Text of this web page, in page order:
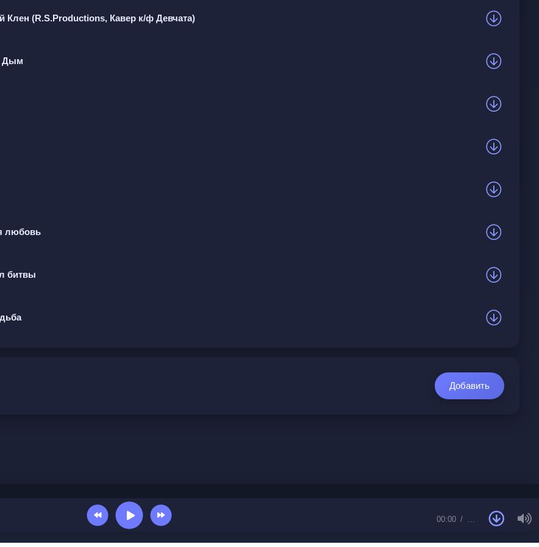
дышать
потому что он всё равно не спит и говорит с ней. Фонари за окном как разбитый маршрут, дороги к
не выдержит не обнять. Слова — дым, всё решено, но она осталась внутри. Не ломай круг снов,
наяву. Он почти научился дышать без неё. Дождь рисует силуэт, он тонет в их отсутствии. Если
Клен (R.S.Productions, Кавер к/ф Девчата)
Дым
любовь
битвы
Добавить
00:00 …